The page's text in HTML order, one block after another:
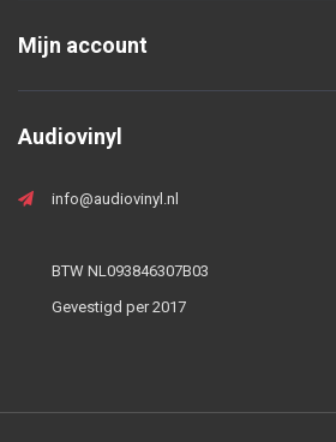
Mijn account
Audiovinyl
info@audiovinyl.nl
BTW NL093846307B03
Gevestigd per 2017